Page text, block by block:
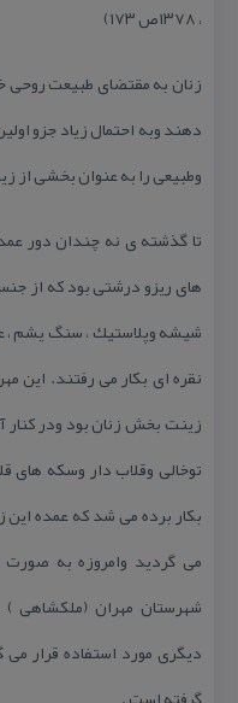
، ۱۳۷۸ص ۱۷۳)
زنان به مقتضای طبیعت
دهند وبه احتمال زیاد جزو
وطبیعی را به عنوان بخشی از
تا گذشته ی نه چندان دور
های ریزو درشتی بود كه از جنس
شیشه وپلاستیك ، سنگ یشم ،
نقره ای بكار می رفتند. این
زینت بخش زنان بود ودر كنار
توخالی وقلاب دار وسكه
بكار برده می شد كه عمده این
می گردید وامروزه به
شهرستان مهران (ملكشاهی )
دیگری مورد استفاده قرار می